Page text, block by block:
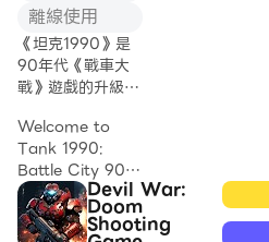
受保護的部隊
- 狙擊手從遠處瞄
準並刺穿一排排怪
物
- 聖騎士用他的錘
子砸在地上，做了
很多血腥的事情
穿過大廳並收集強
大的獎勵來加強你
的部隊！
離線使用
《坦克1990》是
90年代《戰車大
戰》遊戲的升級
90 FIRE
Welcome to
Tank 1990:
Battle City 90s!
In the 90s, the
8-bit game
machine was
Devil War:
Doom
Shooting